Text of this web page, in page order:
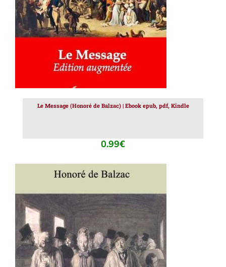
Le Message (Honoré de Balzac) | Ebook epub, pdf, Kindle
0.99€